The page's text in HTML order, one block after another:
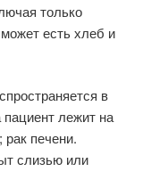
только
есть хлеб и
в
пациент лежит на
печени.
слизью или